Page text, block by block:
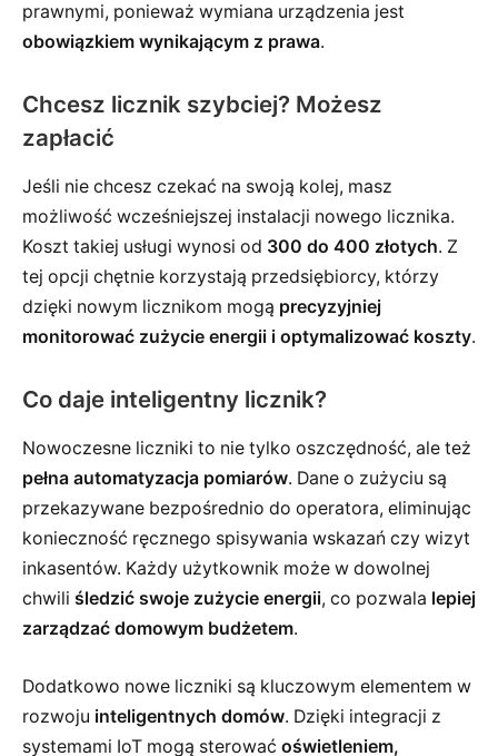
prawnymi, ponieważ wymiana urządzenia jest
obowiązkiem wynikającym z prawa.
Chcesz licznik szybciej? Możesz
zapłacić
Jeśli nie chcesz czekać na swoją kolej, masz
możliwość wcześniejszej instalacji nowego licznika.
Koszt takiej usługi wynosi od 300 do 400 złotych. Z
tej opcji chętnie korzystają przedsiębiorcy, którzy
dzięki nowym licznikom mogą precyzyjniej
monitorować zużycie energii i optymalizować koszty.
Co daje inteligentny licznik?
Nowoczesne liczniki to nie tylko oszczędność, ale też
pełna automatyzacja pomiarów. Dane o zużyciu są
przekazywane bezpośrednio do operatora, eliminując
konieczność ręcznego spisywania wskazań czy wizyt
inkasentów. Każdy użytkownik może w dowolnej
chwili śledzić swoje zużycie energii, co pozwala lepiej
zarządzać domowym budżetem.
Dodatkowo nowe liczniki są kluczowym elementem w
rozwoju inteligentnych domów. Dzięki integracji z
systemami IoT mogą sterować oświetleniem,